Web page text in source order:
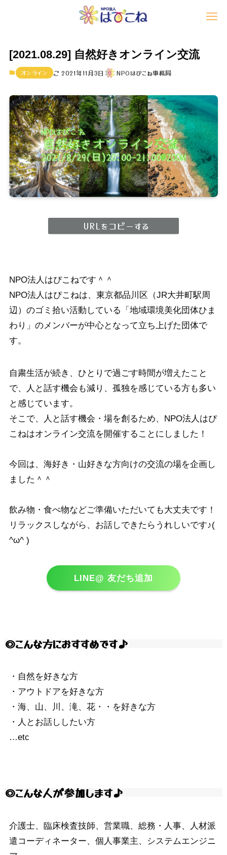
[2021.08.29] 自然好きオンライン交流
オンライン 2021年11月3日 NPOはぴこね事務局
URLをコピーする
NPO法人はぴこねです＾＾
NPO法人はぴこねは、東京都品川区（JR大井町駅周
辺）のゴミ拾い活動している「地域環境美化団体ひま
わり」のメンバーが中心となって立ち上げた団体で
す。
自粛生活が続き、ひとりで過ごす時間が増えたこと
で、人と話す機会も減り、孤独を感じている方も多い
と感じています。
そこで、人と話す機会・場を創るため、NPO法人はぴ
こねはオンライン交流を開催することにしました！
今回は、海好き・山好きな方向けの交流の場を企画し
ました＾＾
飲み物・食べ物などご準備いただいても大丈夫です！
リラックスしながら、お話しできたらうれしいです♪(
^ω^ )
LINE@ 友だち追加
◎こんな方におすすめです♪
・自然を好きな方
・アウトドアを好きな方
・海、山、川、滝、花・・を好きな方
・人とお話ししたい方
…etc
◎こんな人が参加します♪
介護士、臨床検査技師、営業職、総務・人事、人材派
遣コーディネーター、個人事業主、システムエンジニ